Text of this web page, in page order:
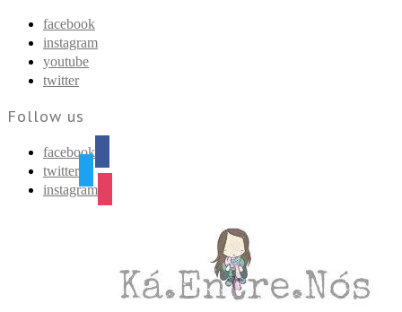
facebook
instagram
youtube
twitter
Follow us
facebook
twitter
instagram